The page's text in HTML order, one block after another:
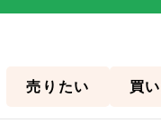
売りたい 買